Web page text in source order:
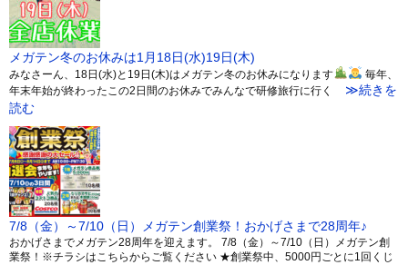
メガテン冬のお休みは1月18日(水)19日(木)
みなさーん、18日(水)と19日(木)はメガテン冬のお休みになります
毎年、
年末年始が終わったこの2日間のお休みでみんなで研修旅行に行く
≫続きを
読む
7/8（金）～7/10（日）メガテン創業祭！おかげさまで28周年♪
おかげさまでメガテン28周年を迎えます。 7/8（金）～7/10（日）メガテン創
業祭！※チラシはこちらからご覧ください ★創業祭中、5000円ごとに1回くじ